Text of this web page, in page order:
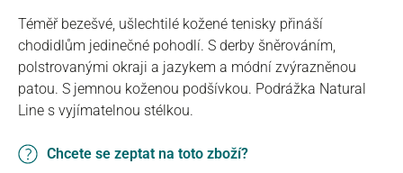
Téměř bezešvé, ušlechtilé kožené tenisky přináší
chodidlům jedinečné pohodlí. S derby šněrováním,
polstrovanými okraji a jazykem a módní zvýrazněnou
patou. S jemnou koženou podšívkou. Podrážka Natural
Line s vyjímatelnou stélkou.
Chcete se zeptat na toto zboží?